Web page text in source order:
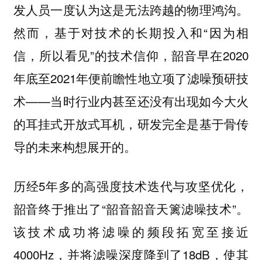
发人员一度认为这是无法跨越的物理鸿沟。
然而，基于对技术的长期投入和“因为相
信，所以看见”的技术信仰，韶音早在2020
年底至2021年便前瞻性地立项了滤噪预研技
术——当时行业内甚至还没有出现如今大火
的耳挂式开放式耳机，研发完全是基于骨传
导的未来构想展开的。
历经5年多的高强度技术迭代与攻坚优化，
韶音终于推出了“韶音韶音天篱滤噪技术”。
该技术成功将滤噪的频段拓宽至接近
4000Hz，并将滤噪深度降到了18dB，使其